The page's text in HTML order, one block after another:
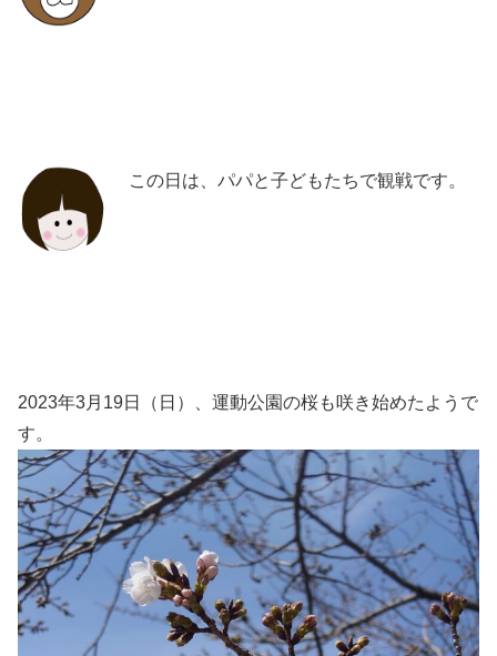
この日は、パパと子どもたちで観戦です。
2023年3月19日（日）、運動公園の桜も咲き始めたようで
す。